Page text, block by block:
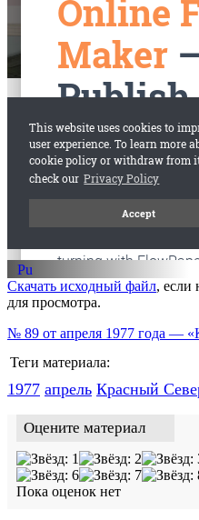
старые газеты
Скачать исходный файл, если
для просмотра.
№ 89 от апреля 1977 года —
Теги материала:
1977 апрель Красный
Оцените материал
Пока оценок нет